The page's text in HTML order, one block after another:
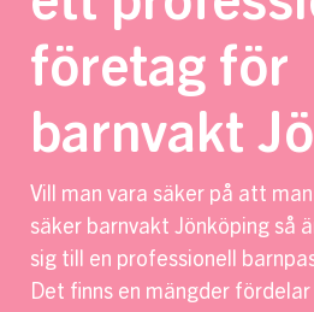
företag för
barnvakt
Vill man vara säker på att
säker barnvakt Jönköping så
sig till en professionell
Det finns en mängder